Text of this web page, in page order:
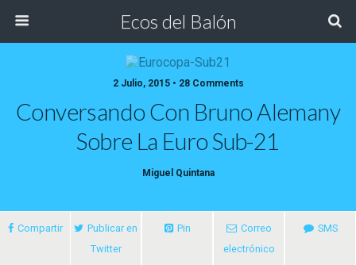
Ecos del Balón
2 Julio, 2015 • 28 Comments
Conversando Con Bruno Alemany
Sobre La Euro Sub-21
Miguel Quintana
Compartir
Publicar en
Twitter
Pin
Correo
electrónico
SMS